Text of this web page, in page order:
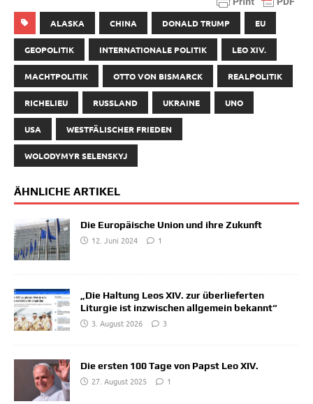
ALASKA CHINA DONALD TRUMP EU
GEOPOLITIK INTERNATIONALE POLITIK LEO XIV.
MACHTPOLITIK OTTO VON BISMARCK REALPOLITIK
RICHELIEU RUSSLAND UKRAINE UNO
USA WESTFÄLISCHER FRIEDEN
WOLODYMYR SELENSKYJ
ÄHNLICHE ARTIKEL
Die Europäische Union und ihre Zukunft
12. Juni 2024
1
„Die Haltung Leos XIV. zur überlieferten
Liturgie ist inzwischen allgemein bekannt“
3. August 2026
3
Die ersten 100 Tage von Papst Leo XIV.
27. August 2025
1